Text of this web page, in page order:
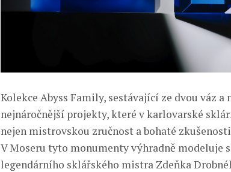
Kolekce Abyss Family, sestávající ze dvou váz
nejnáročnější projekty, které v karlovarské
nejen mistrovskou zručnost a bohaté
V Moseru tyto monumenty výhradně modeluje
legendárního sklářského mistra Zdeňka